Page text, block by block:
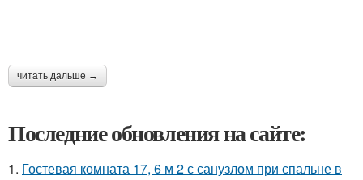
читать дальше →
Последние обновления на сайте:
1. Гостевая комната 17, 6 м 2 с санузлом при спальне в